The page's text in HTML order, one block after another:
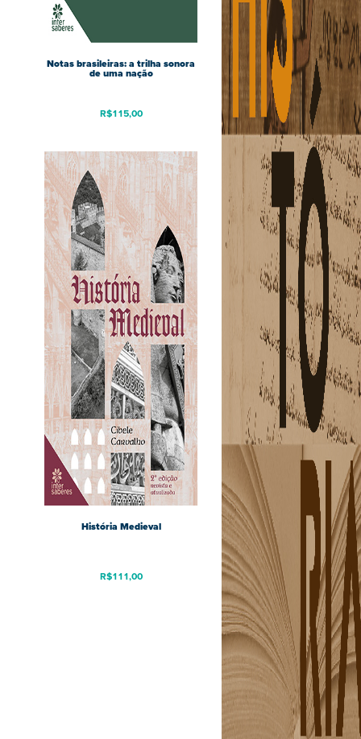
Notas brasileiras: a trilha sonora
de uma nação
R$115,00
História Medieval
R$111,00